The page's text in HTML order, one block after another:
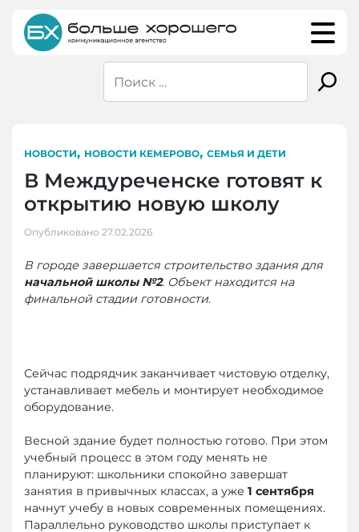
content
НОВОСТИ, НОВОСТИ КЕМЕРОВО, СЕМЬЯ И ДЕТИ
В Междуреченске готовят к
открытию новую школу
Опубликовано 27.02.2026
В городе завершается строительство здания для
начальной школы №2. Объект находится на
финальной стадии готовности.
Сейчас подрядчик заканчивает чистовую отделку,
устанавливает мебель и монтирует необходимое
оборудование.
Весной здание будет полностью готово. При этом
учебный процесс в этом году менять не
планируют: школьники спокойно завершат
занятия в привычных классах, а уже 1 сентября
начнут учебу в новых современных помещениях.
Параллельно руководство школы приступает к